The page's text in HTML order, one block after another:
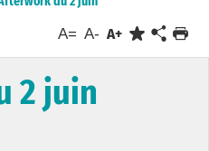
A= A- A+
2 juin